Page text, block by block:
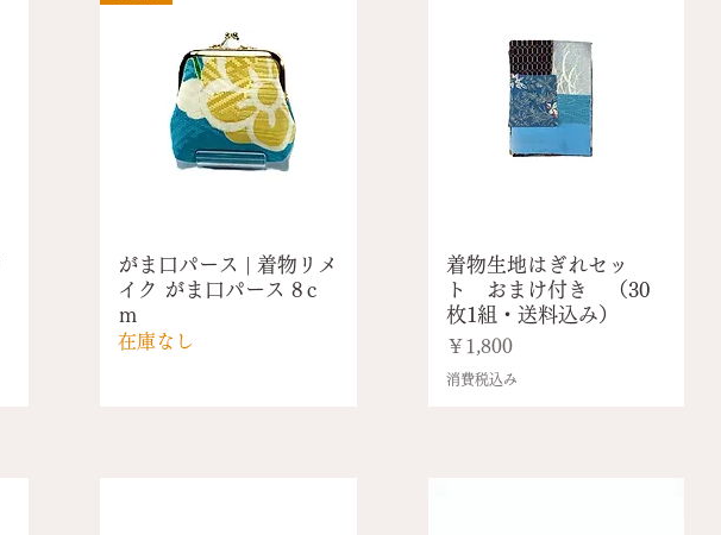
がま口パース | 着物リメ
イク がま口パース 8ｃ
ｍ
在庫なし
着物生地はぎれセッ
ト おまけ付き （30
枚1組・送料込み）
価格
￥1,800
消費税込み